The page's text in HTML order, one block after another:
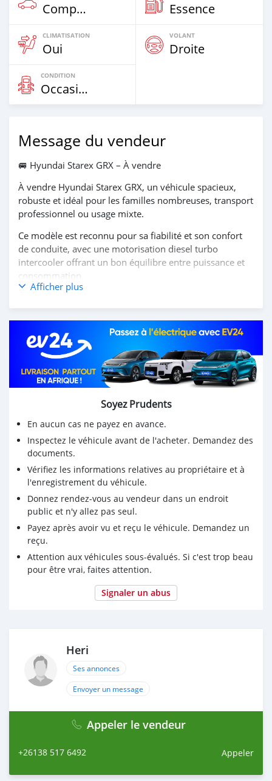
Compacte Essence
CLIMATISATION
Oui
VOLANT
Droite
CONDITION
Occasion
Message du vendeur
🚐 Hyundai Starex GRX – À vendre
À vendre Hyundai Starex GRX, un véhicule spacieux,
robuste et idéal pour les familles nombreuses, transport
professionnel ou usage mixte.
Ce modèle est reconnu pour sa fiabilité et son confort
de conduite, avec une motorisation diesel turbo
intercooler offrant un bon équilibre entre puissance et
consommation.
Modèle : Hyundai Starex GRX
Motorisation : Diesel Turbo Intercooler (selon version)
Boîte : Manuelle ou automatique selon version
Capacité : 9 à 12 places
Climatisation performante (avant et arrière)
Vitres électriques
ABS / options sécurité selon version
Grand espace intérieur et coffre volumineux
✔️ Points forts :
Très bon confort pour longs trajets
Moteur solide et durable
Entretien simple et pièces disponibles
Idéal pour transport, famille ou activité professionnelle
✔️ État :
Véhicule bien entretenu, prêt à rouler, aucun gros frais à
prévoir (à adapter selon ton véhicule réel).
Afficher plus
Soyez Prudents
En aucun cas ne payez en avance.
Inspectez le véhicule avant de l'acheter. Demandez des
documents.
Vérifiez les informations relatives au propriétaire et à
l'enregistrement du véhicule.
Donnez rendez-vous au vendeur dans un endroit
public et n'y allez pas seul.
Payez après avoir vu et reçu le véhicule. Demandez un
reçu.
Attention aux véhicules sous-évalués. Si c'est trop beau
pour être vrai, faites attention.
Signaler un abus
Heri
Ses annonces
Envoyer un message
Appeler le vendeur
+26138 517 6492 Appeler